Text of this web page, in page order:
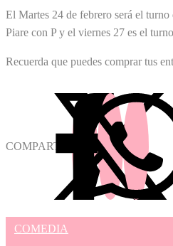
El Martes 24 de febrero será el
Piare con P y el viernes 27 es el
Recuerda que puedes comprar tus
COMPARTIR
COMEDIA